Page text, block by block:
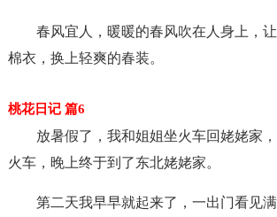
春风宜人，暖暖的春风吹在人身上，
棉衣，换上轻爽的春装。
桃花日记 篇6
放暑假了，我和姐姐坐火车回姥姥家
火车，晚上终于到了东北姥姥家。
第二天我早早就起来了，一出门看见